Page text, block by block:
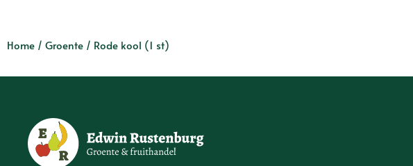
Home / Groente / Rode kool (1 st)